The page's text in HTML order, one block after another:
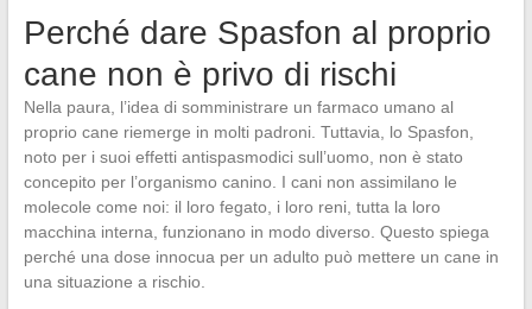
Perché dare Spasfon al proprio
cane non è privo di rischi
Nella paura, l’idea di somministrare un farmaco umano al
proprio cane riemerge in molti padroni. Tuttavia, lo Spasfon,
noto per i suoi effetti antispasmodici sull’uomo, non è stato
concepito per l’organismo canino. I cani non assimilano le
molecole come noi: il loro fegato, i loro reni, tutta la loro
macchina interna, funzionano in modo diverso. Questo spiega
perché una dose innocua per un adulto può mettere un cane in
una situazione a rischio.